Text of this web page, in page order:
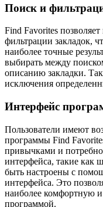
Поиск и
Find Favorites
фильтрации закладок,
наиболее точные
выбирать между
описанию закладки.
исключения
Интерфейс
Пользователи имеют
программы Find
привычками и
интерфейса, такие как
быть настроены с
интерфейса. Это
наиболее комфортную
программой.